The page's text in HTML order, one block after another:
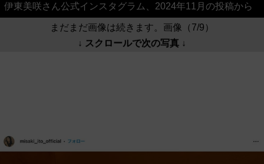
伊東美咲さん公式インスタグラム、2024年11月の投稿から
まだまだ画像は続きます。画像（7/9）
↓ スクロールで次の写真 ↓